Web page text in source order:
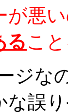
が悪
るこ
ジな
な誤